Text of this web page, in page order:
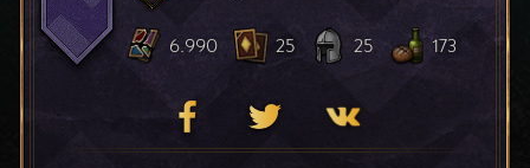
6.990 25 25 173